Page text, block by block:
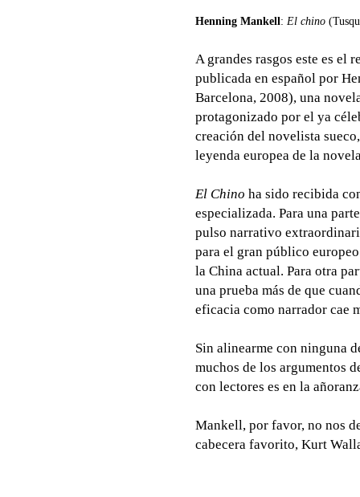
Henning Mankell: El chino
A grandes rasgos este es el
publicada en español por
Barcelona, 2008), una
protagonizado por el ya
creación del novelista
leyenda europea de la
El Chino ha sido recibida
especializada. Para una
pulso narrativo
para el gran público
la China actual. Para otra
una prueba más de que
eficacia como narrador cae
Sin alinearme con ninguna
muchos de los argumentos
con lectores es en la
Mankell, por favor, no nos
cabecera favorito, Kurt